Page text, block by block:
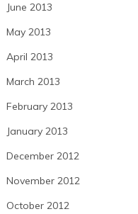
June 2013
May 2013
April 2013
March 2013
February 2013
January 2013
December 2012
November 2012
October 2012